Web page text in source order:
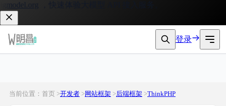
，快速体验大模型 API 接入服务。
登录
当前位置：首页 >开发者 >网站框架 >后端框架 >ThinkPHP